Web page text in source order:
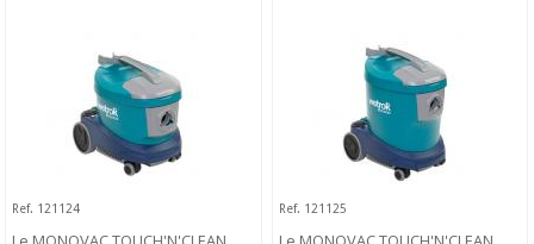
Ref. 121124 Ref. 121125